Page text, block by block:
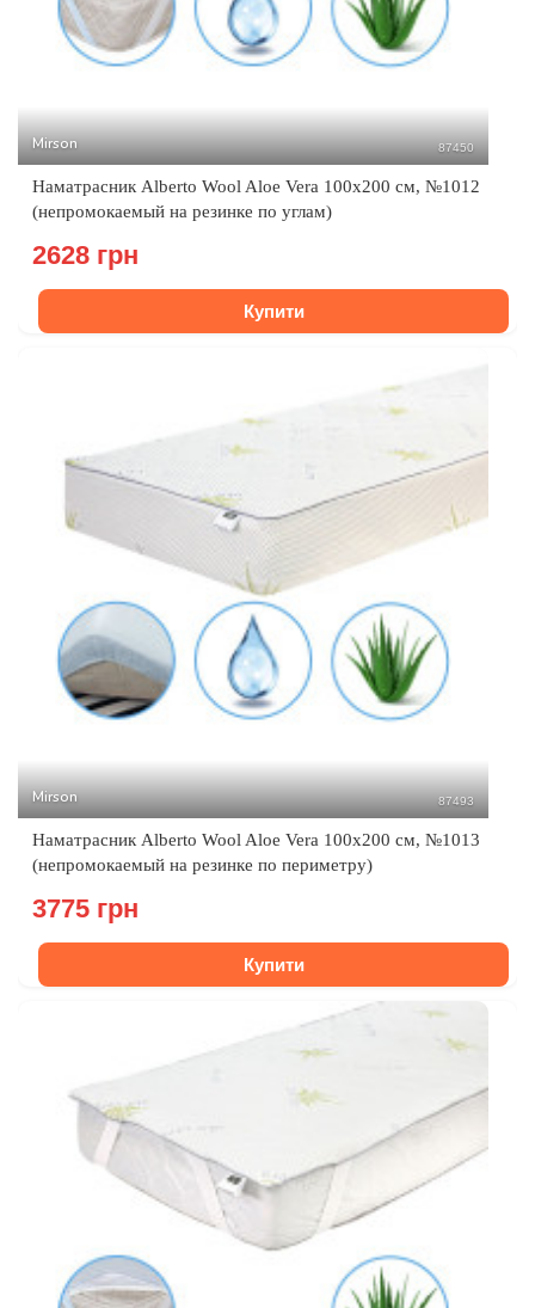
Mirson 87450
Наматрасник Alberto Wool Aloe Vera 100x200 см, №1012
(непромокаемый на резинке по углам)
2628 грн
Купити
Mirson 87493
Наматрасник Alberto Wool Aloe Vera 100x200 см, №1013
(непромокаемый на резинке по периметру)
3775 грн
Купити